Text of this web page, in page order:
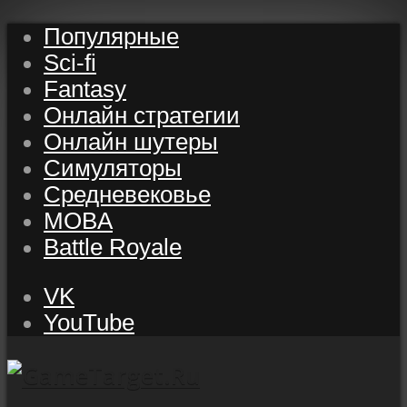
Популярные
Sci-fi
Fantasy
Онлайн стратегии
Онлайн шутеры
Симуляторы
Средневековье
MOBA
Battle Royale
VK
YouTube